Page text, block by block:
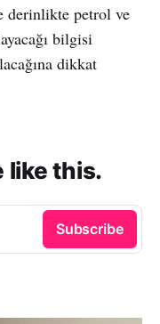
derinlikte petrol ve
bilgisi
dikkat
like this.
Subscribe